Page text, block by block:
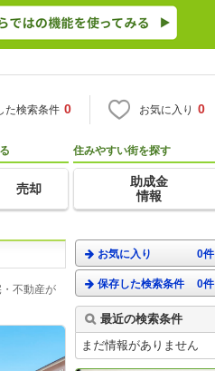
た検索条件 0 お気に入り 0
売却
住みやすい街を探す
助成金
情報
不動産が
お気に入り 0件
保存した検索条件 0件
最近の検索条件
まだ情報がありません